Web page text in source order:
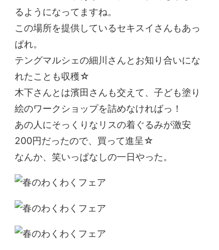
るようになってますね。
この場所を提供しているセキスイさんもあっ
ぱれ。
テングマルシェの細川さんとお知り合いにな
れたことも収穫☆
木下さんとは濱田さんも交えて、子ども塗り
絵のワークショップを詰めなければっ！
あの人にそっくりなリスの着ぐるみが激安
200円だったので、買って進呈☆
なんか、笑いっぱなしの一日やった。